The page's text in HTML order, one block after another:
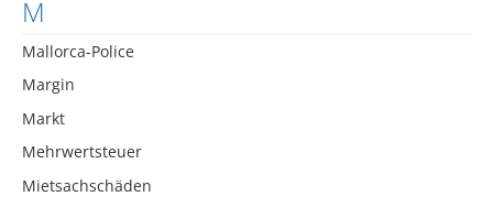
M
Mallorca-Police
Margin
Markt
Mehrwertsteuer
Mietsachschäden